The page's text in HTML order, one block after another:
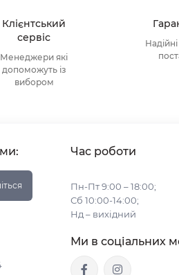
Клієнтський
сервіс
Менеджери які
допоможуть із
вибором
Час роботи
Пн-Пт 9:00 – 18:00;
Сб 10:00-14:00;
Нд – вихідний
Ми в соціальних